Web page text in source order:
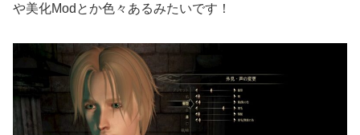
や美化Modとか色々あるみたいです！